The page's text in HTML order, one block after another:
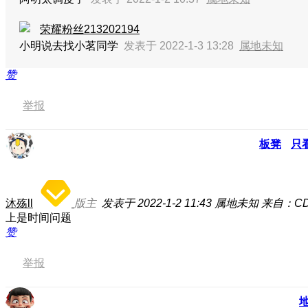
荣耀粉丝213202194
小明说去找小茗同学 发表于 2022-1-3 13:28 属地未知
赞
举报
板凳 只
沐殇ll 版主 发表于 2022-1-2 11:43 属地未知 来自：
上是时间问题
赞
举报